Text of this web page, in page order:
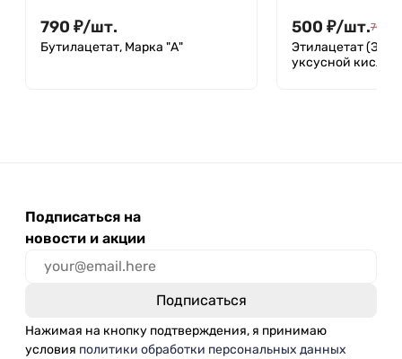
790 ₽/шт.
Бутилацетат, Марка "А"
500 ₽/шт.700
Этилацетат
уксусной
Подписаться на
новости и акции
Нажимая на кнопку подтверждения, я принимаю
условия политики обработки персональных данных